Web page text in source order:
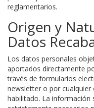
reglamentarios.
Origen y
Datos
Los datos personales
aportados directamente
través de formularios
newsletter o por
habilitado. La información